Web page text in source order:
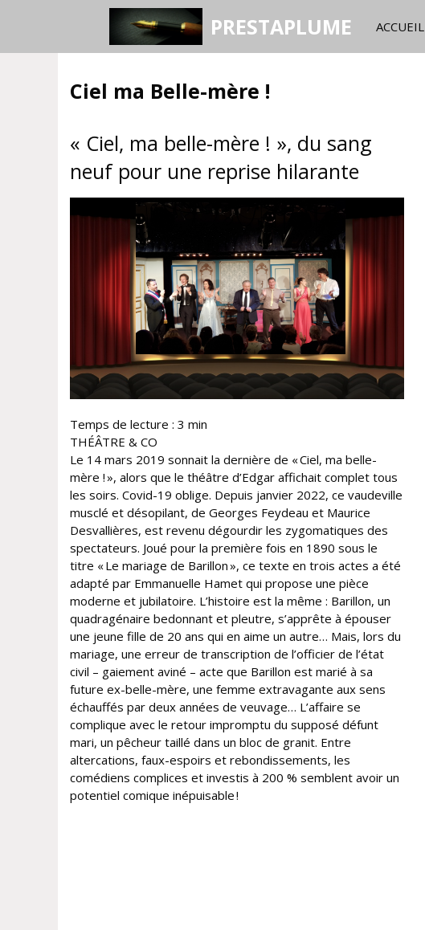
PRESTAPLUME ACCUEIL
Ciel ma Belle-mère !
« Ciel, ma belle-mère ! », du sang
neuf pour une reprise hilarante
Temps de lecture : 3 min
THÉÂTRE & CO
Le 14 mars 2019 sonnait la dernière de « Ciel, ma belle-
mère ! », alors que le théâtre d’Edgar affichait complet tous
les soirs. Covid-19 oblige. Depuis janvier 2022, ce vaudeville
musclé et désopilant, de Georges Feydeau et Maurice
Desvallières, est revenu dégourdir les zygomatiques des
spectateurs. Joué pour la première fois en 1890 sous le
titre « Le mariage de Barillon », ce texte en trois actes a été
adapté par Emmanuelle Hamet qui propose une pièce
moderne et jubilatoire. L’histoire est la même : Barillon, un
quadragénaire bedonnant et pleutre, s’apprête à épouser
une jeune fille de 20 ans qui en aime un autre… Mais, lors du
mariage, une erreur de transcription de l’officier de l’état
civil – gaiement aviné – acte que Barillon est marié à sa
future ex-belle-mère, une femme extravagante aux sens
échauffés par deux années de veuvage… L’affaire se
complique avec le retour impromptu du supposé défunt
mari, un pêcheur taillé dans un bloc de granit. Entre
altercations, faux-espoirs et rebondissements, les
comédiens complices et investis à 200 % semblent avoir un
potentiel comique inépuisable !